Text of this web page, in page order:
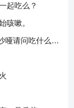
起吃么？
咳嗽。
你好，鼻炎犯了，鼻子不通，嗓子沙哑请问吃什么药比较好？